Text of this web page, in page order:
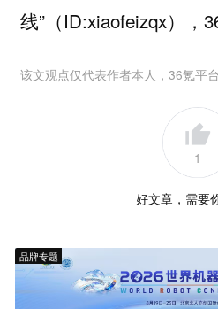
线”（ID:xiaofeizqx），
该文观点仅代表作者本人，36氪平
1
好文章，需要
品牌专题